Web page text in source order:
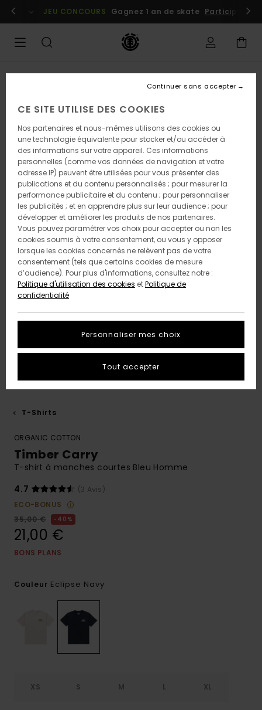
l'information
Se connecter / s'inscrire
JEU CONCOURS Gagnez 1 an de skate Participez
T-Shirts
ORGANIC COTTON
Timber Carry
T-shirt à manches courtes Bleu Homme
4.7
(3 Avis)
ECO-BONUS
35,00 €
40%
21,00 €
BONS PLANS
Couleur Eclipse Navy
XS S M L XL
CE SITE UTILISE DES COOKIES
Nos partenaires et nous-mêmes utilisons des cookies ou
une technologie équivalente pour stocker et/ou accéder à
des informations sur votre appareil. Ces informations
personnelles (comme vos données de navigation et votre
adresse IP) peuvent être utilisées pour vous présenter des
publications et du contenu personnalisés ; pour mesurer la
performance publicitaire et du contenu ; pour personnaliser
les publicités ; et en apprendre plus sur leur audience ; pour
développer et améliorer les produits de nos partenaires.
Vous pouvez paramétrer vos choix pour accepter ou non les
cookies soumis à votre consentement, ou vous y opposer
lorsque les cookies concernés ne relèvent pas de votre
consentement (tels que certains cookies de mesure
d’audience). Pour plus d'informations, consultez notre :
Politique d'utilisation des cookies etPolitique de
confidentialité
Personnaliser mes choix
Continuer sans accepter
Tout accepter